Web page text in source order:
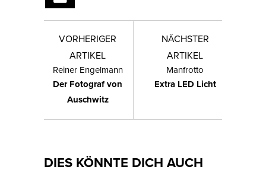
VORHERIGER
ARTIKEL
Reiner Engelmann
Der Fotograf von
Auschwitz
NÄCHSTER
ARTIKEL
Manfrotto
Extra LED Licht
DIES KÖNNTE DICH AUCH